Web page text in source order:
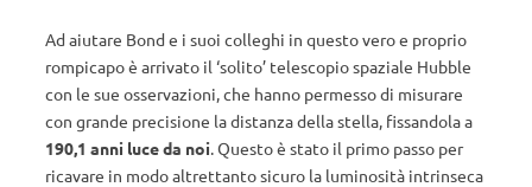
Ad aiutare Bond e i suoi colleghi in questo vero e proprio
rompicapo è arrivato il ‘solito’ telescopio spaziale Hubble
con le sue osservazioni, che hanno permesso di misurare
con grande precisione la distanza della stella, fissandola a
190,1 anni luce da noi. Questo è stato il primo passo per
ricavare in modo altrettanto sicuro la luminosità intrinseca